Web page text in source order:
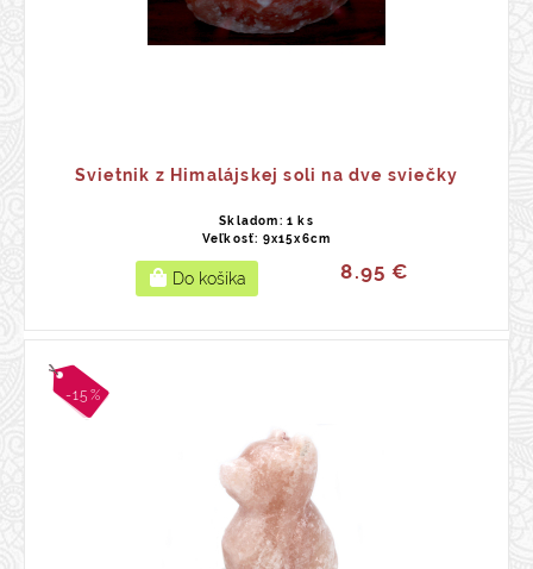
Svietnik z Himalájskej soli na dve sviečky
Skladom: 1 ks
Veľkosť: 9x15x6cm
8.95 €
-15%